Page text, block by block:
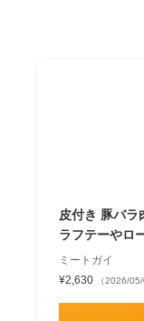
皮付き 豚バ
ラフテーやロ
ミートガイ
¥2,630
（2026/